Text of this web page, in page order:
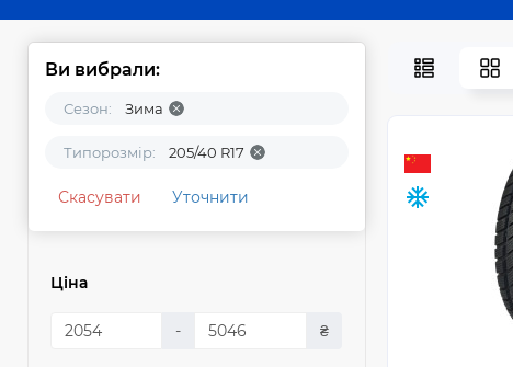
Ви вибрали:
Сезон: Зима
Типорозмір: 205/40 R17
Скасувати Уточнити
Ціна
- ₴